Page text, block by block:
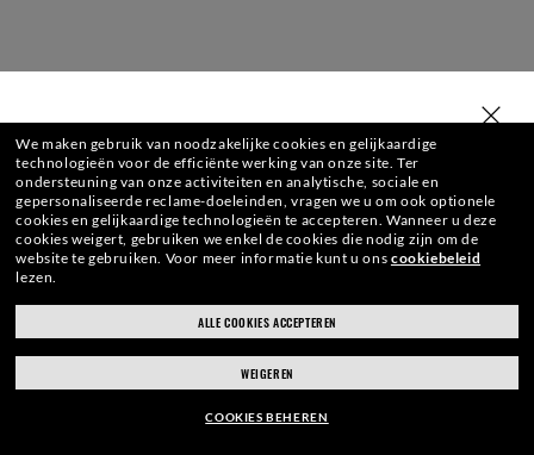
TYPE JOUW LAND IN
ray-ban.com/belgium/nl ray-ban.com/usa
Kies een andere winkel
We maken gebruik van noodzakelijke cookies en gelijkaardige
technologieën voor de efficiënte werking van onze site. Ter
ondersteuning van onze activiteiten en analytische, sociale en
gepersonaliseerde reclame-doeleinden, vragen we u om ook optionele
cookies en gelijkaardige technologieën te accepteren. Wanneer u deze
cookies weigert, gebruiken we enkel de cookies die nodig zijn om de
website te gebruiken. Voor meer informatie kunt u ons cookiebeleid
lezen.
ALLE COOKIES ACCEPTEREN
WEIGEREN
COOKIES BEHEREN